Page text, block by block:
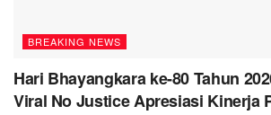
BREAKING NEWS
Hari Bhayangkara ke-80 Tahun
Viral No Justice Apresiasi Kinerja